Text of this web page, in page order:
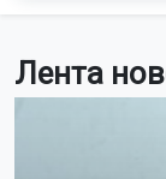
Лента